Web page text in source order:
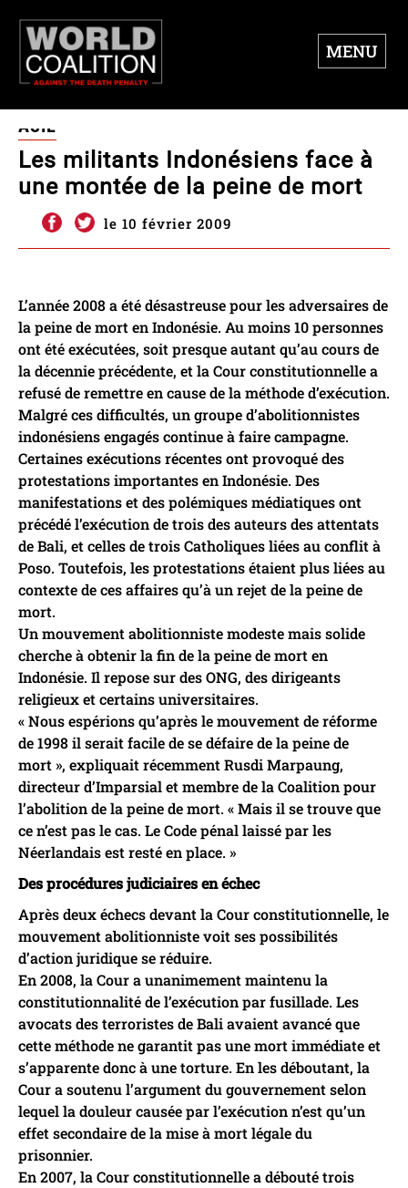
MENU
Les militants Indonésiens face à
une montée de la peine de mort
ASIE
le 10 février 2009
L’année 2008 a été désastreuse pour les adversaires de
la peine de mort en Indonésie. Au moins 10 personnes
ont été exécutées, soit presque autant qu’au cours de
la décennie précédente, et la Cour constitutionnelle a
refusé de remettre en cause de la méthode d’exécution.
Malgré ces difficultés, un groupe d’abolitionnistes
indonésiens engagés continue à faire campagne.
Certaines exécutions récentes ont provoqué des
protestations importantes en Indonésie. Des
manifestations et des polémiques médiatiques ont
précédé l’exécution de trois des auteurs des attentats
de Bali, et celles de trois Catholiques liées au conflit à
Poso. Toutefois, les protestations étaient plus liées au
contexte de ces affaires qu’à un rejet de la peine de
mort.
Un mouvement abolitionniste modeste mais solide
cherche à obtenir la fin de la peine de mort en
Indonésie. Il repose sur des ONG, des dirigeants
religieux et certains universitaires.
« Nous espérions qu’après le mouvement de réforme
de 1998 il serait facile de se défaire de la peine de
mort », expliquait récemment Rusdi Marpaung,
directeur d’Imparsial et membre de la Coalition pour
l’abolition de la peine de mort. « Mais il se trouve que
ce n’est pas le cas. Le Code pénal laissé par les
Néerlandais est resté en place. »
Des procédures judiciaires en échec
Après deux échecs devant la Cour constitutionnelle, le
mouvement abolitionniste voit ses possibilités
d’action juridique se réduire.
En 2008, la Cour a unanimement maintenu la
constitutionnalité de l’exécution par fusillade. Les
avocats des terroristes de Bali avaient avancé que
cette méthode ne garantit pas une mort immédiate et
s’apparente donc à une torture. En les déboutant, la
Cour a soutenu l’argument du gouvernement selon
lequel la douleur causée par l’exécution n’est qu’un
effet secondaire de la mise à mort légale du
prisonnier.
En 2007, la Cour constitutionnelle a débouté trois